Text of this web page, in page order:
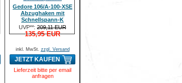
Gedore 106/A-100-XSE
Abzughaken mit
Schnellspann-K
UVP**: 209,11 EUR
135,95 EUR
inkl. MwSt. zzgl. Versand
JETZT KAUFEN
Lieferzeit bitte per email
anfragen